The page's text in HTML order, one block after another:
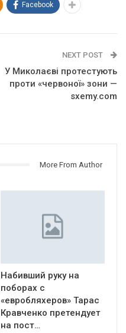
Facebook
NEXT POST
У Миколаєві протестують
проти «червоної» зони —
sxemy.com
More From Author
Набивший руку на
поборах с
«евробляхеров» Тарас
Кравченко претендует
на пост…